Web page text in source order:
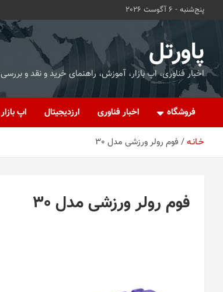
پنج‌شنبه - 6 آگوست 2026
پاورتل
اخبار فناوری، اپ بازار، آموزش، راهنمای خرید و نقد و بررسی
فروشگاه اخبار فناوری ارزدیجیتال اپ بازار
خـانـه فوم رولر ورزشی مدل 30
فوم رولر ورزشی مدل 30